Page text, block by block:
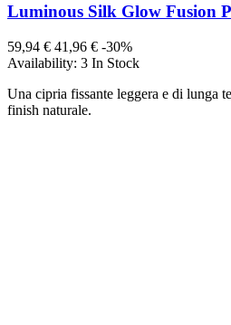
Luminous Silk Glow Fusion
59,94 € 41,96 € -30%
Availability: 3 In Stock
Una cipria fissante leggera e di lunga
finish naturale.